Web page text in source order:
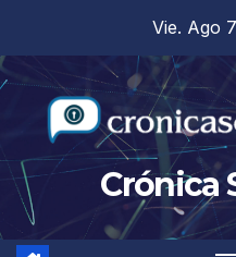
contenido
Vie. Ago
Crónica